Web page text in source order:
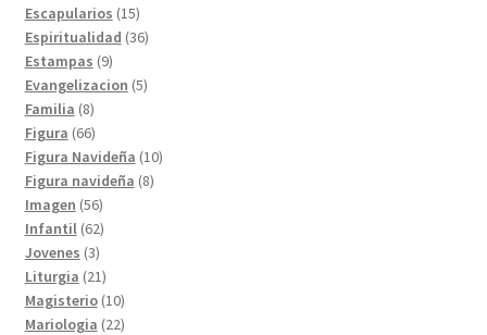
Escapularios 1515
productos
Espiritualidad 3636
Estampas 99
productos
Evangelizacion 55
Familia 88
productos
Figura 6666
productos
Figura Navideña 1010
Figura navideña 88
Imagen 5656
productos
Infantil 6262
productos
Jovenes 33
productos
Liturgia 2121
productos
Magisterio 1010
productos
Mariologia 2222